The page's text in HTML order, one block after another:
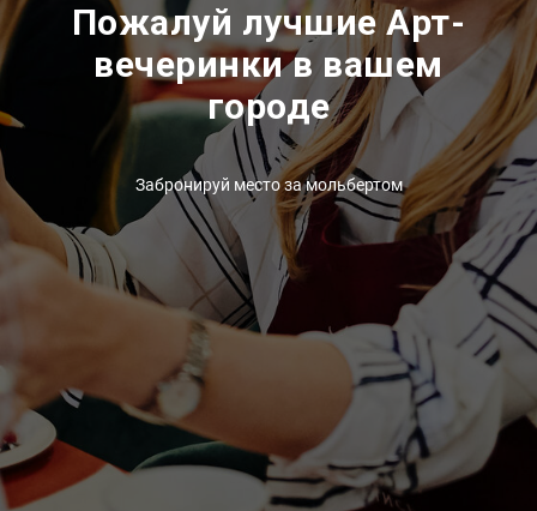
Пожалуй лучшие Арт-
вечеринки в вашем
городе
Забронируй место за мольбертом